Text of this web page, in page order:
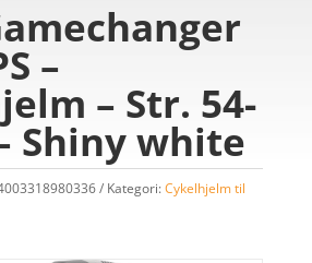
–
– Str. 54-
Shiny white
Kategori:Cykelhjelm til